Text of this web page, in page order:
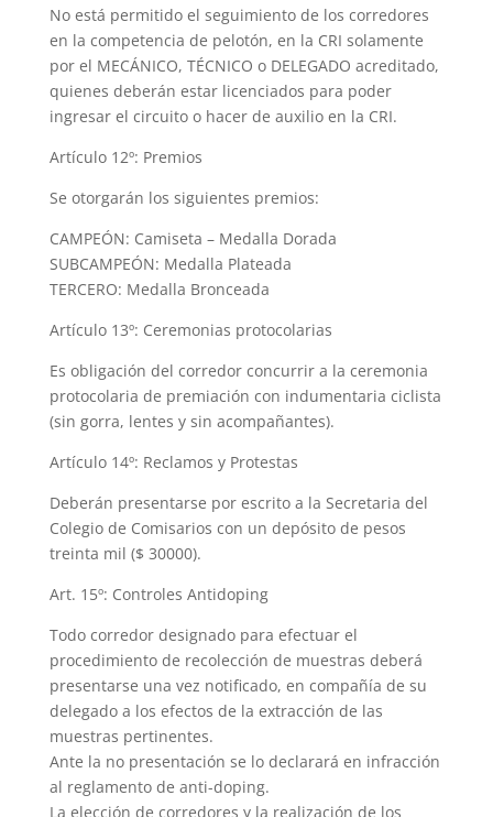
No está permitido el seguimiento de los corredores
en la competencia de pelotón, en la CRI solamente
por el MECÁNICO, TÉCNICO o DELEGADO acreditado,
quienes deberán estar licenciados para poder
ingresar el circuito o hacer de auxilio en la CRI.
Artículo 12º: Premios
Se otorgarán los siguientes premios:
CAMPEÓN: Camiseta – Medalla Dorada
SUBCAMPEÓN: Medalla Plateada
TERCERO: Medalla Bronceada
Artículo 13º: Ceremonias protocolarias
Es obligación del corredor concurrir a la ceremonia
protocolaria de premiación con indumentaria ciclista
(sin gorra, lentes y sin acompañantes).
Artículo 14º: Reclamos y Protestas
Deberán presentarse por escrito a la Secretaria del
Colegio de Comisarios con un depósito de pesos
treinta mil ($ 30000).
Art. 15º: Controles Antidoping
Todo corredor designado para efectuar el
procedimiento de recolección de muestras deberá
presentarse una vez notificado, en compañía de su
delegado a los efectos de la extracción de las
muestras pertinentes.
Ante la no presentación se lo declarará en infracción
al reglamento de anti-doping.
La elección de corredores y la realización de los